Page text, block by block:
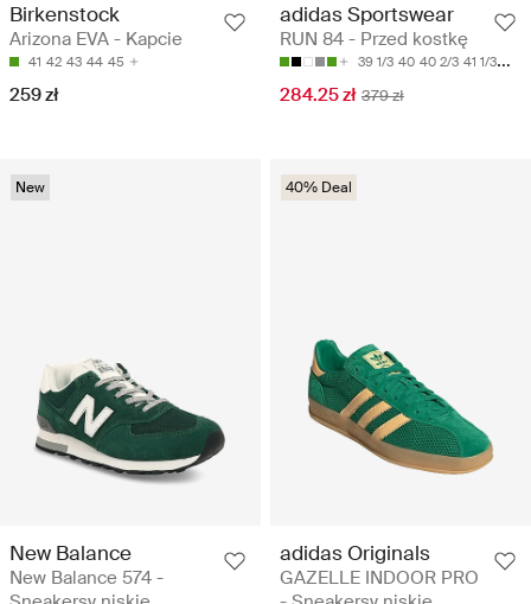
Birkenstock
Arizona EVA - Kapcie
41 42 43 44 45
259 zł
adidas Sportswear
RUN 84 - Przed kostkę
39 1/3 40 40 2/3 41 1/3 42
284.25 zł 379 zł
New
New Balance
New Balance 574 -
40% Deal
adidas Originals
GAZELLE INDOOR PRO